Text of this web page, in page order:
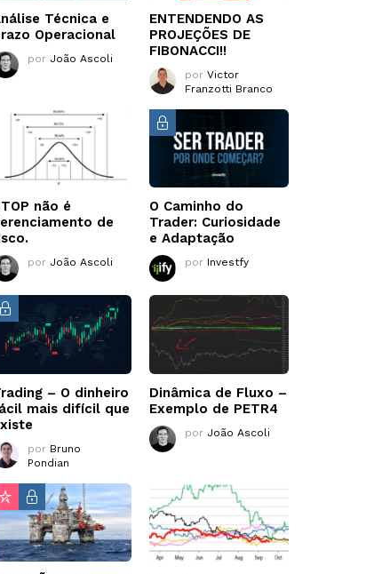
Técnica e
Operacional
por João Ascoli
ENTENDENDO AS
PROJEÇÕES DE
FIBONACCI!!
por Victor
Franzotti Branco
não é
de
por João Ascoli
O Caminho do
Trader: Curiosidade
e Adaptação
por Investfy
– O dinheiro
mais difícil que
por Bruno
Pondian
Dinâmica de Fluxo –
Exemplo de PETR4
por João Ascoli